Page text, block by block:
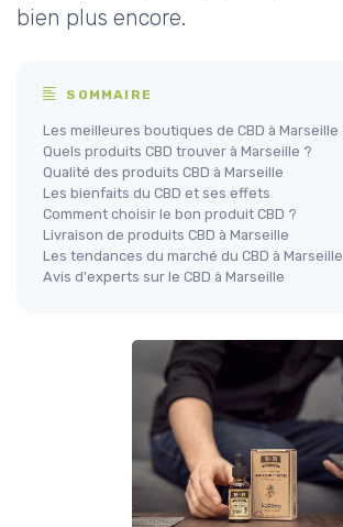
bien plus encore.
SOMMAIRE
Les meilleures boutiques de CBD à Marseille
Quels produits CBD trouver à Marseille ?
Qualité des produits CBD à Marseille
Les bienfaits du CBD et ses effets
Comment choisir le bon produit CBD ?
Livraison de produits CBD à Marseille
Les tendances du marché du CBD à Marseille
Avis d'experts sur le CBD à Marseille